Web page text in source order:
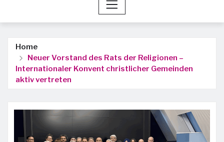
Home
Neuer Vorstand des Rats der Religionen –
Internationaler Konvent christlicher Gemeinden
aktiv vertreten